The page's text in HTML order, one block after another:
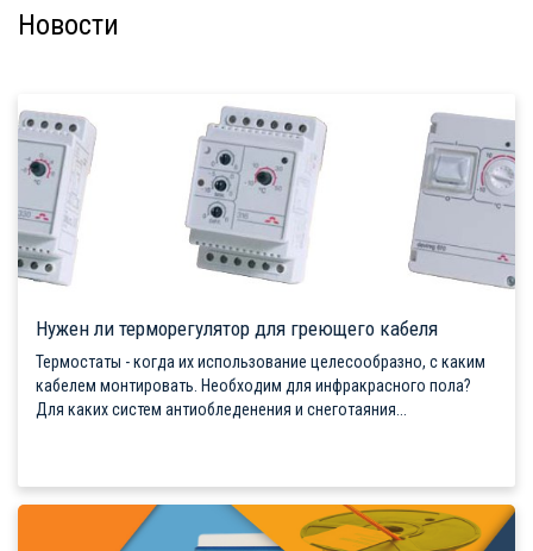
Новости
Нужен ли терморегулятор для греющего кабеля
Термостаты - когда их использование целесообразно, с каким
кабелем монтировать. Необходим для инфракрасного пола?
Для каких систем антиобледенения и снеготаяния...